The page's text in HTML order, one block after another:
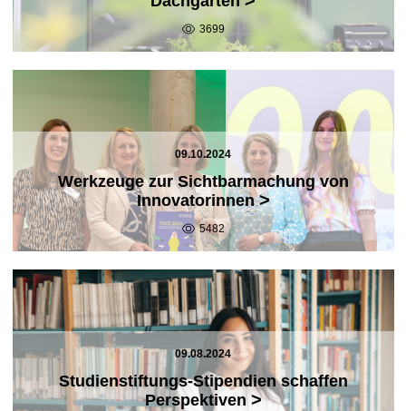
3699
09.10.2024
Werkzeuge zur Sichtbarmachung von
Innovatorinnen>
5482
09.08.2024
Studienstiftungs-Stipendien schaffen
Perspektiven>